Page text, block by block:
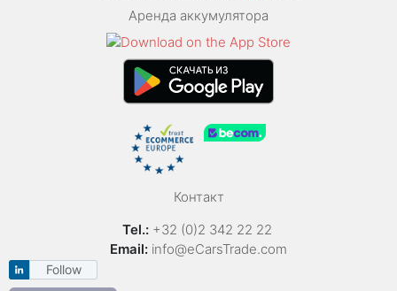
Аренда аккумулятора
Контакт
Tel.: +32 (0)2 342 22 22
Email: info@eCarsTrade.com
Follow